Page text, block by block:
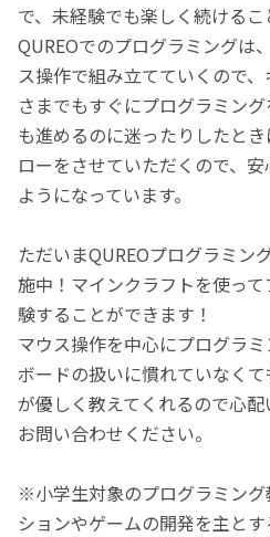
で、未経験でも楽しく続けるこ
QUREOでのプログラミングは
ス操作で組み立てていくので
さまでもすぐにプログラミン
も進めるのに迷ったりしたと
ローをさせていただくので、
ようになっています。
ただいまQUREOプログラミン
施中！マインクラフトを使っ
験することができます！
マウス操作を中心にプログラ
ボードの扱いに慣れていなく
が優しく教えてくれるので心
お問い合わせください。
※小学生対象のプログラミン
ションやゲームの開発を主と